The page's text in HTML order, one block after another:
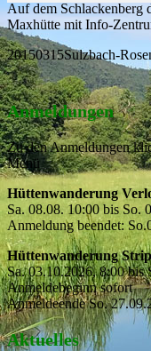
Auf dem Schlackenberg
Maxhütte mit Info-
20150315Sulzbach-
Anmeldungen
Zu den Anmeldungen
Menü
Hüttenwanderung
Sa. 08.08. 10:00 bis So.
Anmeldung beendet:
Hüttenwanderung
Sa. 03.10.2026, 8:00 bis
Anmeldebeginn sofort
Anmeldeende So.
Aktuelles